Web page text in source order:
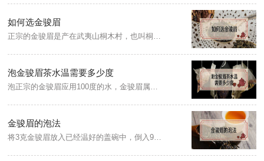
如何选金骏眉
泡金骏眉茶水温需要多少度
金骏眉的泡法